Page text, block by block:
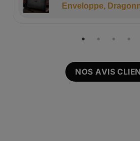
Enveloppe,
NOS AVIS